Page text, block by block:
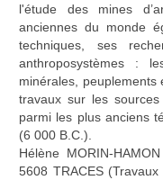
l'étude des mines
anciennes du monde
techniques, ses
anthroposystèmes :
minérales,
travaux sur les
parmi les plus anciens
(6 000 B.C.).
Hélène MORIN-
5608 TRACES